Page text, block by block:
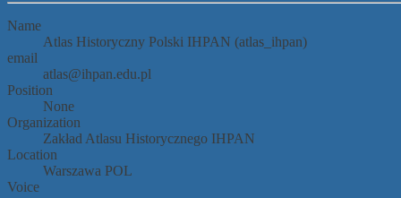
Name
Atlas Historyczny Polski IHPAN (atlas_ihpan)
email
atlas@ihpan.edu.pl
Position
None
Organization
Zakład Atlasu Historycznego IHPAN
Location
Warszawa POL
Voice